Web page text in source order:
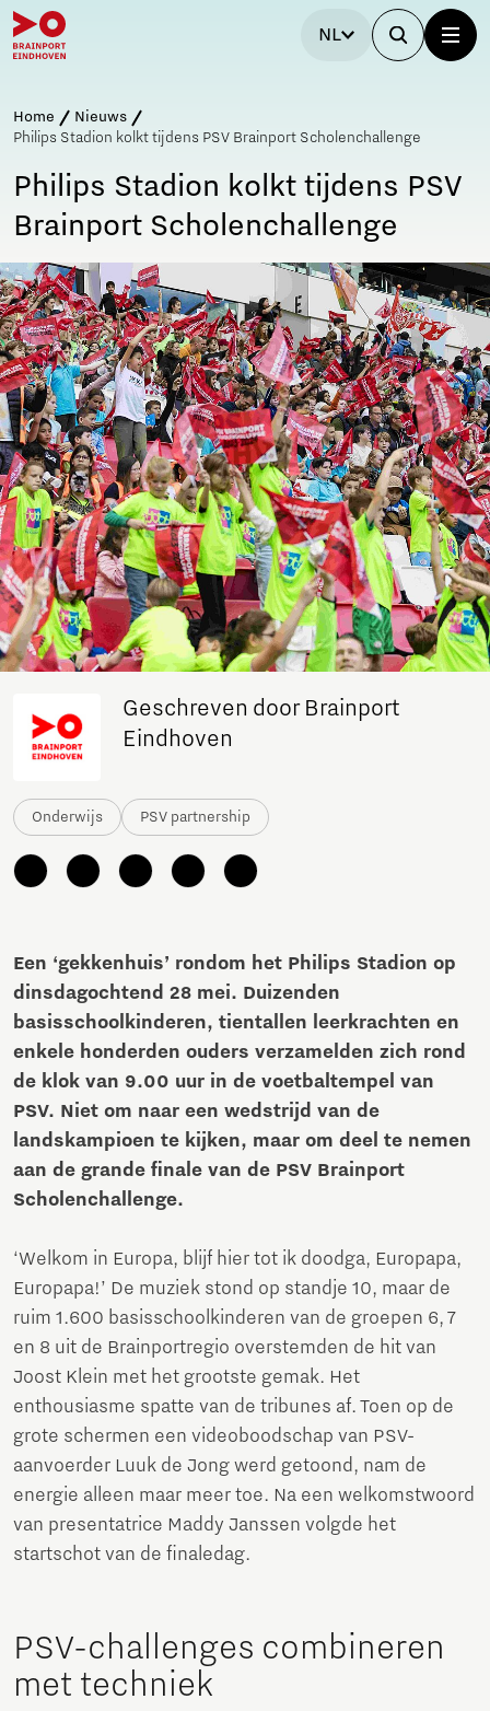
NL
Home
Nieuws
Philips Stadion kolkt tijdens PSV Brainport Scholenchallenge
Philips Stadion kolkt tijdens PSV
Brainport Scholenchallenge
Geschreven door Brainport
Eindhoven
Onderwijs PSV partnership
Een ‘gekkenhuis’ rondom het Philips Stadion op
dinsdagochtend 28 mei. Duizenden
basisschoolkinderen, tientallen leerkrachten en
enkele honderden ouders verzamelden zich rond
de klok van 9.00 uur in de voetbaltempel van
PSV. Niet om naar een wedstrijd van de
landskampioen te kijken, maar om deel te nemen
aan de grande finale van de PSV Brainport
Scholenchallenge.
‘Welkom in Europa, blijf hier tot ik doodga, Europapa,
Europapa!’ De muziek stond op standje 10, maar de
ruim 1.600 basisschoolkinderen van de groepen 6, 7
en 8 uit de Brainportregio overstemden de hit van
Joost Klein met het grootste gemak. Het
enthousiasme spatte van de tribunes af. Toen op de
grote schermen een videoboodschap van PSV-
aanvoerder Luuk de Jong werd getoond, nam de
energie alleen maar meer toe. Na een welkomstwoord
van presentatrice Maddy Janssen volgde het
startschot van de finaledag.
PSV-challenges combineren
met techniek